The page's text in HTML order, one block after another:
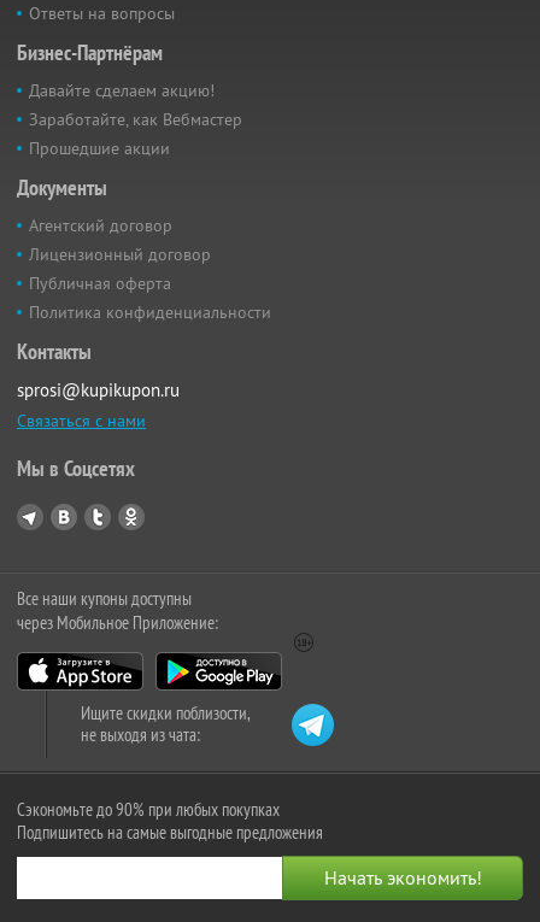
Ответы на вопросы
Бизнес-Партнёрам
Давайте сделаем акцию!
Заработайте, как Вебмастер
Прошедшие акции
Документы
Агентский договор
Лицензионный договор
Публичная оферта
Политика конфиденциальности
Контакты
sprosi@kupikupon.ru
Связаться с нами
Мы в Соцсетях
Все наши купоны доступны
через Мобильное Приложение:
Ищите скидки поблизости,
не выходя из чата:
Сэкономьте до 90% при любых покупках
Подпишитесь на самые выгодные предложения